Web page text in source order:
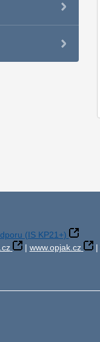
(IS KP21+)
| www.opjak.cz |